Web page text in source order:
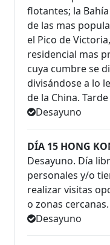
flotantes; la
de las mas
el Pico de
residencial mas
cuya cumbre se
divisándose a lo
de la China.
Desayuno
DÍA 15 HONG
Desayuno. Día
personales y/o
realizar visitas
o zonas
Desayuno